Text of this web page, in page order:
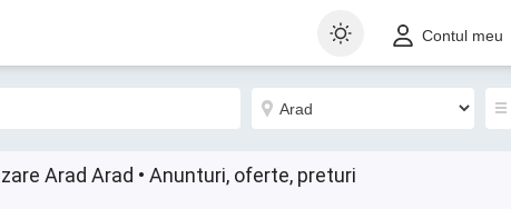
Contul meu
Arad Arad • Anunturi, oferte, preturi
EUR Sortează